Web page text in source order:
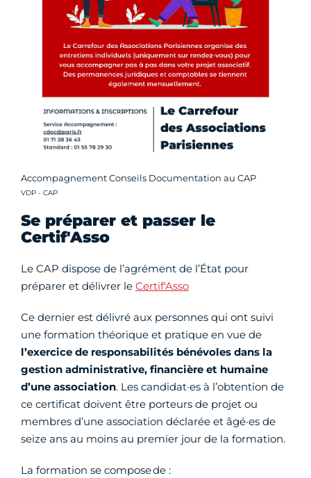
Accompagnement Conseils Documentation au CAP
Crédit photo :
VDP - CAP
Se préparer et passer le
Certif'Asso
Le CAP dispose de l’agrément de l’État pour
préparer et délivrer le Certif'Asso
Ce dernier est délivré aux personnes qui ont suivi
une formation théorique et pratique en vue de
l’exercice de responsabilités bénévoles dans la
gestion administrative, financière et humaine
d’une association. Les candidat·es à l’obtention de
ce certificat doivent être porteurs de projet ou
membres d’une association déclarée et âgé·es de
seize ans au moins au premier jour de la formation.
La formation se compose de :